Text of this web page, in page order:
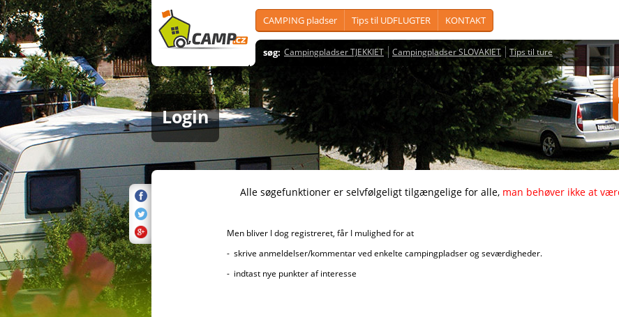
CAMPING pladser Tips til UDFLUGTER KONTAKT
søg: Campingpladser TJEKKIET Campingpladser SLOVAKIET Tips til ture
Login
Alle søgefunktioner er selvfølgeligt tilgængelige for alle, man behøver ikke at
Men bliver I dog registreret, får I mulighed for at
- skrive anmeldelser/kommentar ved enkelte campingpladser og seværdigheder.
- indtast nye punkter af interesse